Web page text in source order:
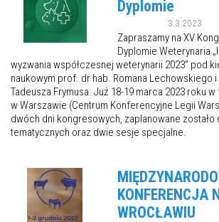
Dyplomie
3.3.2023
Zapraszamy na XV
Dyplomie Weterynaria
wyzwania współczesnej weterynarii 2023” pod
naukowym prof. dr hab. Romana Lechowskiego
Tadeusza Frymusa. Już 18-19 marca 2023 roku
w Warszawie (Centrum Konferencyjne Legii
dwóch dni kongresowych, zaplanowane zostało
tematycznych oraz dwie sesje specjalne.
KONFERENCJA
WROCŁAWIU